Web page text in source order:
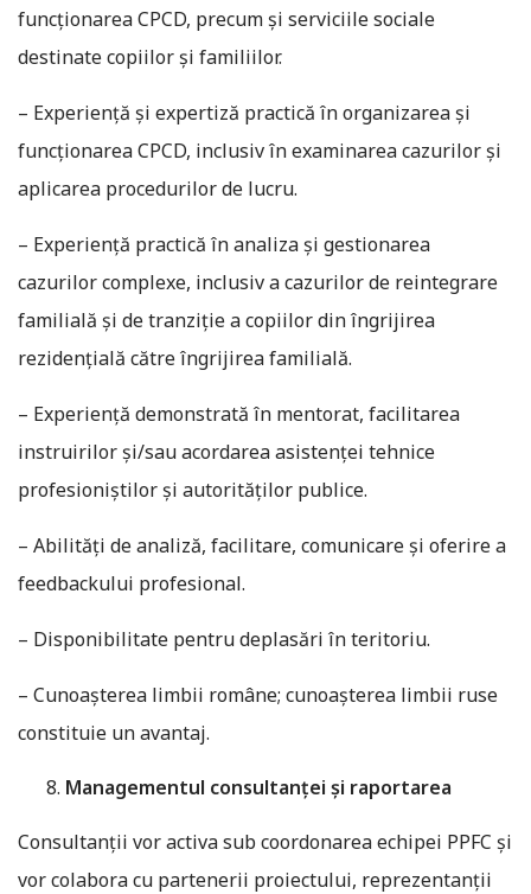
funcționarea CPCD, precum și serviciile sociale
destinate copiilor și familiilor.
– Experiență și expertiză practică în organizarea și
funcționarea CPCD, inclusiv în examinarea cazurilor și
aplicarea procedurilor de lucru.
– Experiență practică în analiza și gestionarea
cazurilor complexe, inclusiv a cazurilor de reintegrare
familială și de tranziție a copiilor din îngrijirea
rezidențială către îngrijirea familială.
– Experiență demonstrată în mentorat, facilitarea
instruirilor și/sau acordarea asistenței tehnice
profesioniștilor și autorităților publice.
– Abilități de analiză, facilitare, comunicare și oferire a
feedbackului profesional.
– Disponibilitate pentru deplasări în teritoriu.
– Cunoașterea limbii române; cunoașterea limbii ruse
constituie un avantaj.
Managementul consultanței și raportarea
Consultanții vor activa sub coordonarea echipei PPFC și
vor colabora cu partenerii proiectului, reprezentanții